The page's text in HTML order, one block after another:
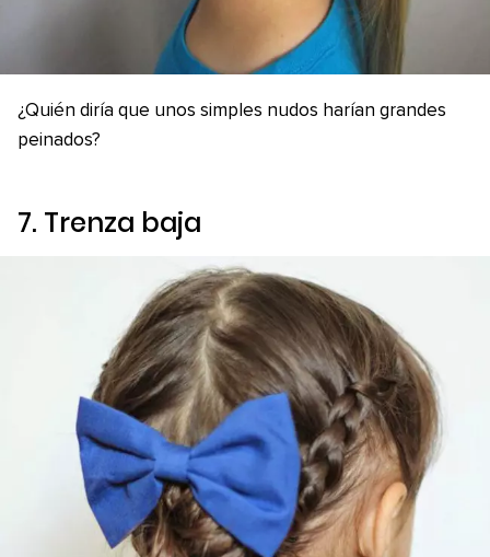
¿Quién diría que unos simples nudos harían grandes
peinados?
7. Trenza baja